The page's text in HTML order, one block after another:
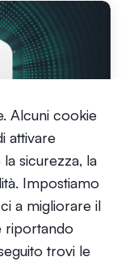
2021
Alcuni cookie
attivare
sicurezza, la
Impostiamo
a migliorare il
riportando
trovi le